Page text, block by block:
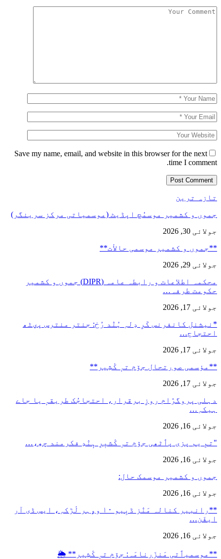
Save my name, email, and website in this browser for the next
time I comment.
تازہ ترین
جموں و کشمیر موسمُچ اپڈیٹ (موسمیاتی مرکز سرینگر)
جولائی 30, 2026
**جموں و كشمیر موسمی حالأت**
جولائی 29, 2026
محکمہ اطلاعات و رابطہ عامہ (DIPR) جموں و کشمیر
حکومت طرفہ…
جولائی 17, 2026
*نیشنل کانفرنس کَرِ دِلہِ ہُنٛد رُخ: جنتر منترس پؠٹھ
احتجاج…
جولائی 17, 2026
**مؤسمی صورتحال جۆم تہٕ کٔشِیر**
جولائی 17, 2026
دہلی پروگرٛام روزِ برقرار، احتجاجُک طریقہٕ یا جاے
ہیکہِ…
جولائی 16, 2026
"تمِ یم پزی پٲٹھی جۆم تہٕ کٔشیٖرِ ہٕنٛدِ فکرمند چھِ،…
جولائی 16, 2026
جموں و کشمیر موسمک حال:
جولائی 16, 2026
**رانبیر کنالہ مَنٛز ڈبِیو ۱۰ وۄہر لٔڑکہِ، ایس ڈی آر
ایفَن…
جولائی 16, 2026
**موسمیٲتی مَنزَرنامَہ: جۆم تہٕ کٔشِیر** 🌦️